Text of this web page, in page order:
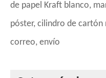
de papel Kraft blanco,
póster, cilindro de
correo, envío